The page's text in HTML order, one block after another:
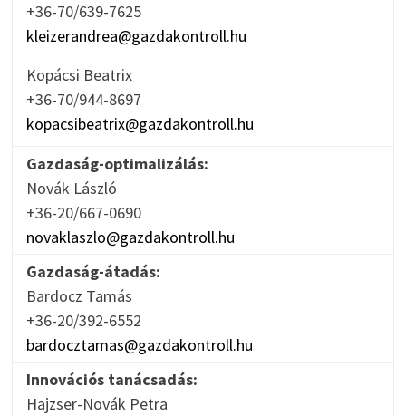
+36-70/639-7625
kleizerandrea@gazdakontroll.hu
Kopácsi Beatrix
+36-70/944-8697
kopacsibeatrix@gazdakontroll.hu
Gazdaság-optimalizálás:
Novák László
+36-20/667-0690
novaklaszlo@gazdakontroll.hu
Gazdaság-átadás:
Bardocz Tamás
+36-20/392-6552
bardocztamas@gazdakontroll.hu
Innovációs tanácsadás:
Hajzser-Novák Petra